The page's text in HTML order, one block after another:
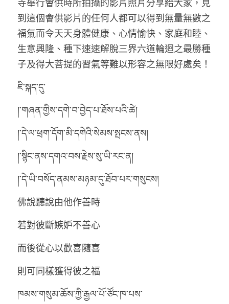
寺舉行會供時所拍攝的影片照片分享給大家，見
到這個會供影片的任何人都可以得到無量無數之
福氣而令天天身體健康、心情愉快、家庭和睦、
生意興隆、種下速速解脫三界六道輪迴之最勝種
子及得大菩提的習氣等難以形容之無限好處矣！
ཇི་སྐད་དུ་
།་གཞན་གྱིས་དགེ་བ་བྱེད་པ་ཐོས་པའི་ཚེ།
།་དེ་ལ་ཕྲག་དོག་མི་དགེའི་སེམས་སྤངས་ནས།
།་སྙིང་ནས་དགའ་བས་རྗེས་སུ་ཡི་རང་ན།
།་དེ་ཡི་བསོད་ནམས་མཉམ་དུ་ཐོབ་པར་གསུངས།
佛說聽說由他作善時
若對彼斷嫉妒不善心
而後從心以歡喜隨喜
則可同樣獲得彼之福
ཁམས་གསུམ་ཆོས་ཀྱི་རྒྱལ་པོ་ཙོང་ཁ་པས་